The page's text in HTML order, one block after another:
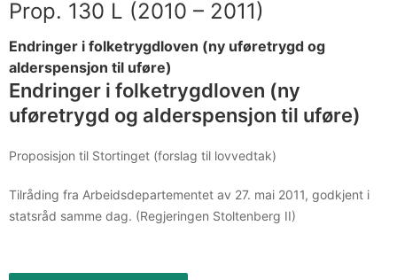
Prop. 130 L (2010 – 2011)
Endringer i folketrygdloven (ny uføretrygd og
alderspensjon til uføre)
Endringer i folketrygdloven (ny
uføretrygd og alderspensjon til uføre)
Proposisjon til Stortinget (forslag til lovvedtak)
Tilråding fra Arbeidsdepartementet av 27. mai 2011, godkjent i
statsråd samme dag. (Regjeringen Stoltenberg II)